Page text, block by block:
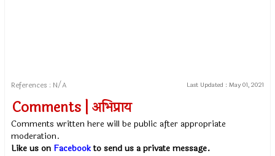
References : N/A Last Updated : May 01, 2021
Comments | अभिप्राय
Comments written here will be public after appropriate
moderation.
Like us on Facebookto send us a private message.